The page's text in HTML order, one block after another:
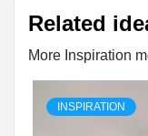
Related
More Inspiration
INSPIRATION